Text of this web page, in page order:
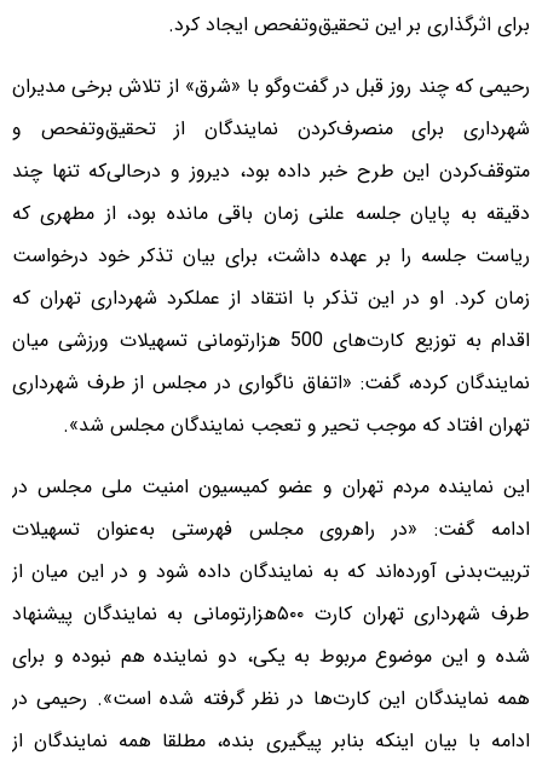
برای اثرگذاری بر این تحقیق‌وتفحص ایجاد کرد.
رحیمی که چند روز قبل در گفت‌وگو با «شرق» از تلاش برخی مدیران
شهرداری برای منصرف‌کردن نمایندگان از تحقیق‌وتفحص و
متوقف‌کردن این طرح خبر داده بود، دیروز و درحالی‌که تنها چند
دقیقه به پایان جلسه علنی زمان باقی مانده بود، از مطهری که
ریاست جلسه را بر عهده داشت، برای بیان تذکر خود درخواست
زمان کرد. او در این تذکر با انتقاد از عملکرد شهرداری تهران که
اقدام به توزیع کارت‌های 500 هزارتومانی تسهیلات ورزشی میان
نمایندگان کرده، گفت: «اتفاق ناگواری در مجلس از طرف شهرداری
تهران افتاد که موجب تحیر و تعجب نمایندگان مجلس شد».
این نماینده مردم تهران و عضو کمیسیون امنیت ملی مجلس در
ادامه گفت: «در راهروی مجلس فهرستی به‌عنوان تسهیلات
تربیت‌بدنی آورده‌اند که به نمایندگان داده شود و در این میان از
طرف شهرداری تهران کارت ۵۰۰هزارتومانی به نمایندگان پیشنهاد
شده و این موضوع مربوط به یکی، دو نماینده هم نبوده و برای
همه نمایندگان این کارت‌ها در نظر گرفته شده است». رحیمی در
ادامه با بیان اینکه بنابر پیگیری بنده، مطلقا همه نمایندگان از